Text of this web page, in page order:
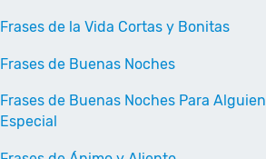
Frases de la Vida Cortas y Bonitas
Frases de Buenas Noches
Frases de Buenas Noches Para Alguien
Especial